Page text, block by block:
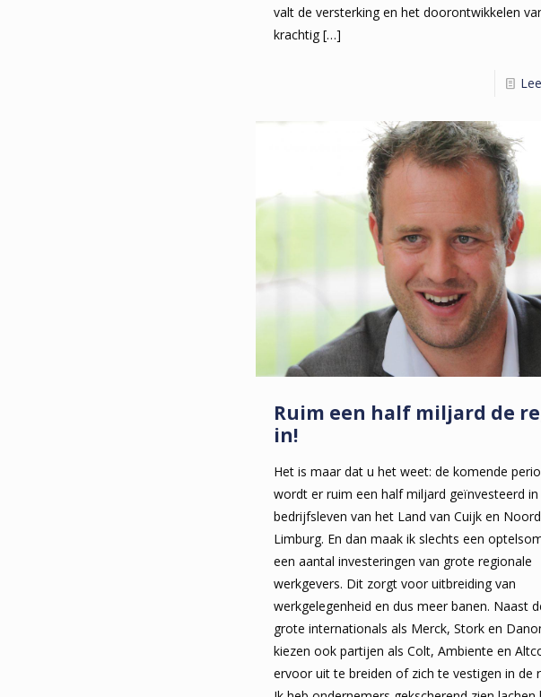
valt de versterking en het doorontwikkelen
krachtig[…]
Ruim een half miljard de
in!
Het is maar dat u het weet: de komende
wordt er ruim een half miljard geïnvesteerd
bedrijfsleven van het Land van Cuijk en Noord
Limburg. En dan maak ik slechts een
een aantal investeringen van grote regionale
werkgevers. Dit zorgt voor uitbreiding van
werkgelegenheid en dus meer banen. Naast
grote internationals als Merck, Stork en
kiezen ook partijen als Colt, Ambiente en
ervoor uit te breiden of zich te vestigen in de